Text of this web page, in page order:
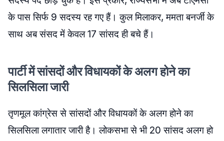
के पास सिर्फ 9 सदस्य रह गए हैं। कुल मिलाकर, ममता बनर्जी के
साथ अब संसद में केवल 17 सांसद ही बचे हैं।
पार्टी में सांसदों और विधायकों के अलग होने का
सिलसिला जारी
तृणमूल कांग्रेस से सांसदों और विधायकों के अलग होने का
सिलसिला लगातार जारी है। लोकसभा से भी 20 सांसद अलग हो